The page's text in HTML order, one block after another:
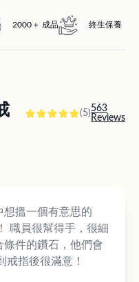
2000＋ 成品 終生保養
(5)563
Reviews
想搵一個有意思的
職員很幫得手，很細
件的鑽石，他們會
戒指後很滿意！